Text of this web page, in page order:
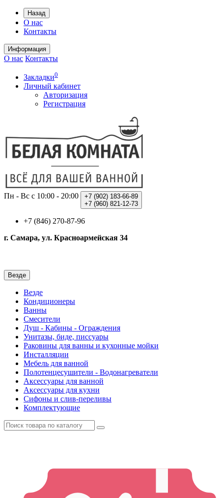
Назад
О нас
Контакты
Информация
О нас Контакты
Закладки0
Личный кабинет
Авторизация
Регистрация
Пн - Вс с 10:00 - 20:00 +7 (902) 183-66-89
+7 (960) 821-12-73
+7 (846) 270-87-96
г. Самара, ул. Красноармейская 34
Везде
Везде
Кондиционеры
Ванны
Смесители
Душ - Кабины - Ограждения
Унитазы, биде, писсуары
Раковины для ванны и кухонные мойки
Инсталляции
Мебель для ванной
Полотенцесушители - Водонагреватели
Аксессуары для ванной
Аксессуары для кухни
Сифоны и слив-переливы
Комплектующие